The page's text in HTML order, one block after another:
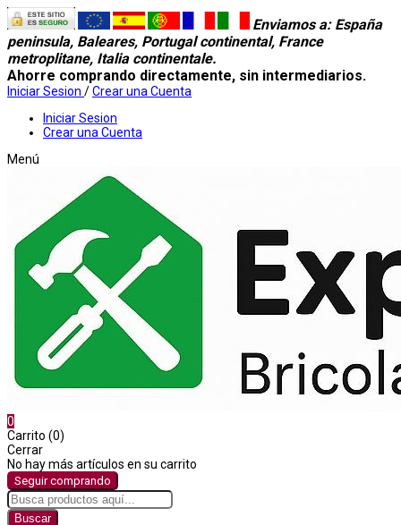
Enviamos a: España
peninsula, Baleares, Portugal continental, France
metroplitane, Italia continentale.
Ahorre comprando directamente, sin intermediarios.
Iniciar Sesion /Crear una Cuenta
Iniciar Sesion
Crear una Cuenta
Menú
0
Carrito (0)
Cerrar
No hay más artículos en su carrito
Seguir comprando
Buscar